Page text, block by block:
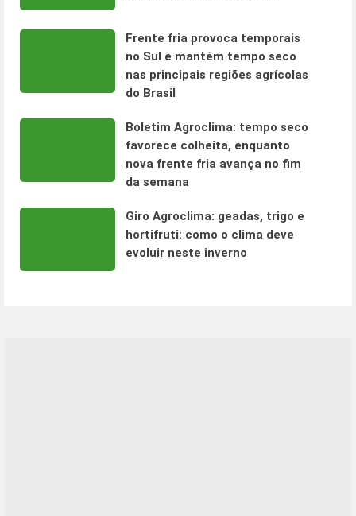
Frente fria provoca temporais
no Sul e mantém tempo seco
nas principais regiões agrícolas
do Brasil
Boletim Agroclima: tempo seco
favorece colheita, enquanto
nova frente fria avança no fim
da semana
Giro Agroclima: geadas, trigo e
hortifruti: como o clima deve
evoluir neste inverno